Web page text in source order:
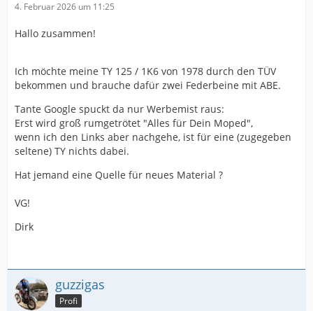
4. Februar 2026 um 11:25
Hallo zusammen!
Ich möchte meine TY 125 / 1K6 von 1978 durch den TÜV
bekommen und brauche dafür zwei Federbeine mit ABE.
Tante Google spuckt da nur Werbemist raus:
Erst wird groß rumgetrötet "Alles für Dein Moped",
wenn ich den Links aber nachgehe, ist für eine (zugegeben
seltene) TY nichts dabei.
Hat jemand eine Quelle für neues Material ?
VG!
Dirk
guzzigas
Profi